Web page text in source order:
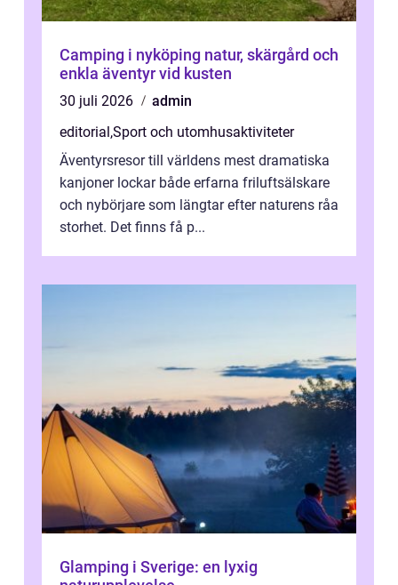
Camping i nyköping natur, skärgård och
enkla äventyr vid kusten
30 juli 2026
admin
editorial,Sport och utomhusaktiviteter
Äventyrsresor till världens mest dramatiska
kanjoner lockar både erfarna friluftsälskare
och nybörjare som längtar efter naturens råa
storhet. Det finns få p...
Glamping i Sverige: en lyxig